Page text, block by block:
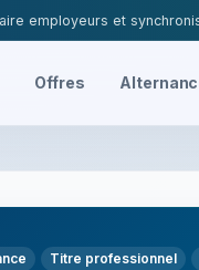
employeurs et
Offres
Titre professionnel